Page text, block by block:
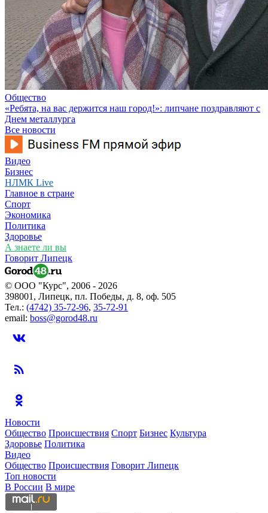
Общество
«Ребята, на вас держится наш город!»: липчане поздравляют с
Днем металлурга
Все новости
Видео
Бизнес
НЛМК Live
Главное в стране
Спорт
Экономика
Политика
Здоровье
А знаете ли вы
Говорит Липецк
© ООО "Курс", 2006 - 2026
398001, Липецк, пл. Победы, д. 8, оф. 505
Тел.: (4742) 35-72-96, 35-72-91
email: boss@gorod48.ru
Новости
Общество Происшествия Спорт Бизнес Культура
Здоровье Политика
Видео
Общество Происшествия Говорит Липецк
Топ новости
В России В мире